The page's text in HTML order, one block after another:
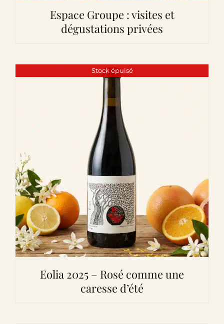
Espace Groupe : visites et
dégustations privées
Stock épuisé
Eolia 2025 – Rosé comme une
caresse d’été